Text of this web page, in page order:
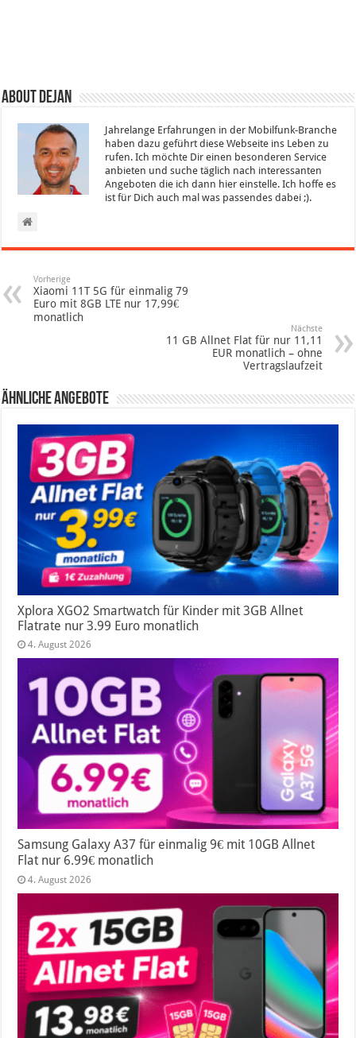
About Dejan
Jahrelange Erfahrungen in der Mobilfunk-Branche
haben dazu geführt diese Webseite ins Leben zu
rufen. Ich möchte Dir einen besonderen Service
anbieten und suche täglich nach interessanten
Angeboten die ich dann hier einstelle. Ich hoffe es
ist für Dich auch mal was passendes dabei ;).
Vorherige
Xiaomi 11T 5G für einmalig 79
Euro mit 8GB LTE nur 17,99€
monatlich
Nächste
11 GB Allnet Flat für nur 11,11
EUR monatlich – ohne
Vertragslaufzeit
Ähnliche Angebote
Xplora XGO2 Smartwatch für Kinder mit 3GB Allnet
Flatrate nur 3.99 Euro monatlich
4. August 2026
Samsung Galaxy A37 für einmalig 9€ mit 10GB Allnet
Flat nur 6.99€ monatlich
4. August 2026